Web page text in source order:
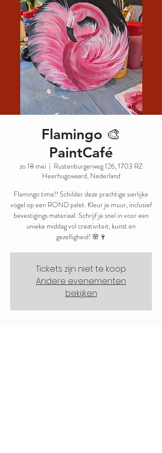
Flamingo 🎨
PaintCafé
zo 18 mei
  |
Rustenburgerweg 126, 1703 RZ
Heerhugowaard, Nederland
Flamingo time!! Schilder deze prachtige sierlijke
vogel op een ROND palet. Kleur je muur, inclusief
bevestigings materiaal. Schrijf je snel in voor een
unieke middag vol creativiteit, kunst en
gezelligheid! 🌸🍷
Tickets zijn niet te koop
Andere evenementen
bekijken